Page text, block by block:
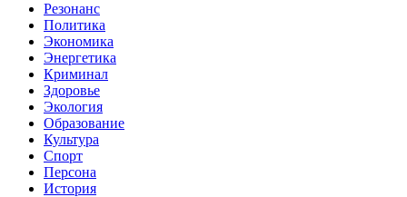
Резонанс
Политика
Экономика
Энергетика
Криминал
Здоровье
Экология
Образование
Культура
Спорт
Персона
История